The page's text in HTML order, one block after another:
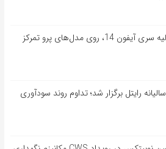
اپل در تولید اولیه سری آیفون 14، روی مدل‌های پرو تمرکز
رایتل برگزار شد؛ تداوم روند سودآوری